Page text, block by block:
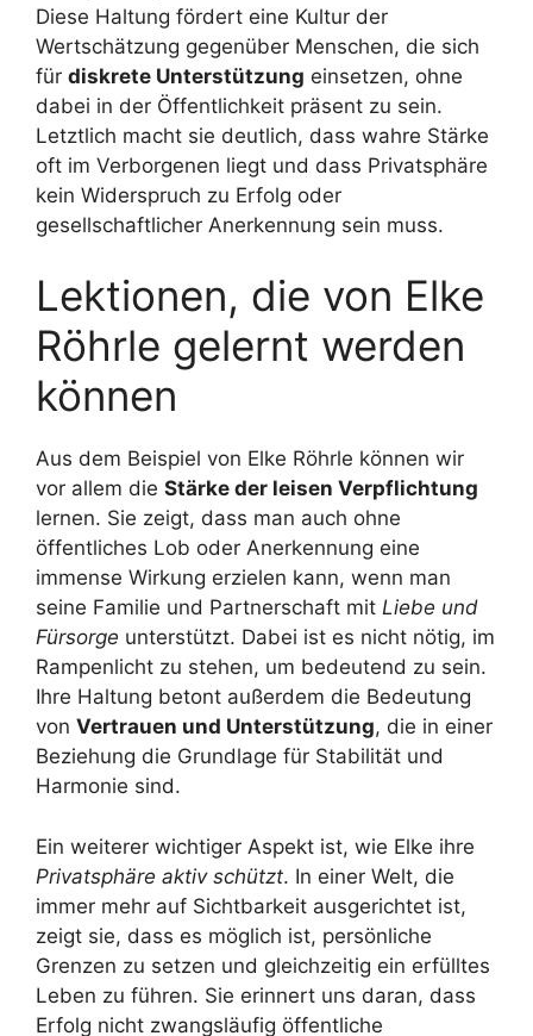
Diese Haltung fördert eine Kultur der
Wertschätzung gegenüber Menschen, die sich
für diskrete Unterstützung einsetzen, ohne
dabei in der Öffentlichkeit präsent zu sein.
Letztlich macht sie deutlich, dass wahre Stärke
oft im Verborgenen liegt und dass Privatsphäre
kein Widerspruch zu Erfolg oder
gesellschaftlicher Anerkennung sein muss.
Lektionen, die von Elke
Röhrle gelernt werden
können
Aus dem Beispiel von Elke Röhrle können wir
vor allem die Stärke der leisen Verpflichtung
lernen. Sie zeigt, dass man auch ohne
öffentliches Lob oder Anerkennung eine
immense Wirkung erzielen kann, wenn man
seine Familie und Partnerschaft mit Liebe und
Fürsorge unterstützt. Dabei ist es nicht nötig, im
Rampenlicht zu stehen, um bedeutend zu sein.
Ihre Haltung betont außerdem die Bedeutung
von Vertrauen und Unterstützung, die in einer
Beziehung die Grundlage für Stabilität und
Harmonie sind.
Ein weiterer wichtiger Aspekt ist, wie Elke ihre
Privatsphäre aktiv schützt. In einer Welt, die
immer mehr auf Sichtbarkeit ausgerichtet ist,
zeigt sie, dass es möglich ist, persönliche
Grenzen zu setzen und gleichzeitig ein erfülltes
Leben zu führen. Sie erinnert uns daran, dass
Erfolg nicht zwangsläufig öffentliche